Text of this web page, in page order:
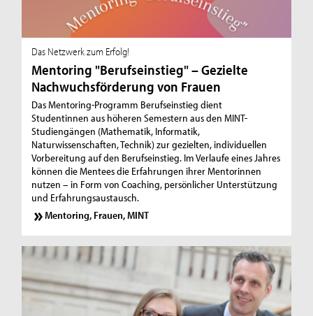
Das Netzwerk zum Erfolg!
Mentoring "Berufseinstieg" – Gezielte
Nachwuchsförderung von Frauen
Das Mentoring-Programm Berufseinstieg dient
Studentinnen aus höheren Semestern aus den MINT-
Studiengängen (Mathematik, Informatik,
Naturwissenschaften, Technik) zur gezielten, individuellen
Vorbereitung auf den Berufseinstieg. Im Verlaufe eines Jahres
können die Mentees die Erfahrungen ihrer Mentorinnen
nutzen – in Form von Coaching, persönlicher Unterstützung
und Erfahrungsaustausch.
Mentoring, Frauen, MINT